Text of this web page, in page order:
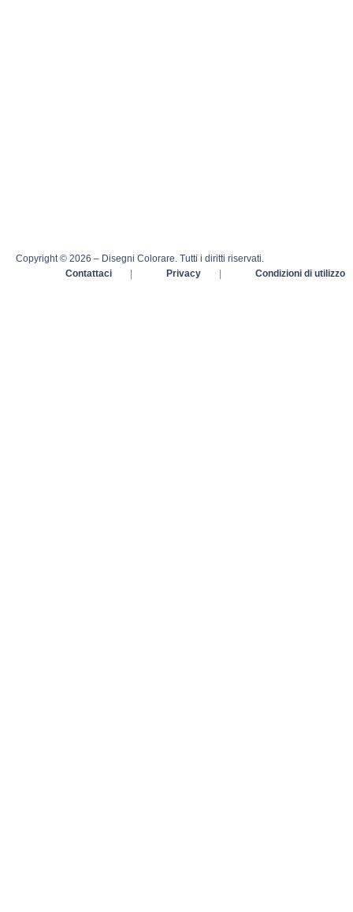
Copyright © 2026 – Disegni Colorare. Tutti i diritti riservati.
Contattaci
| Privacy | Condizioni di utilizzo